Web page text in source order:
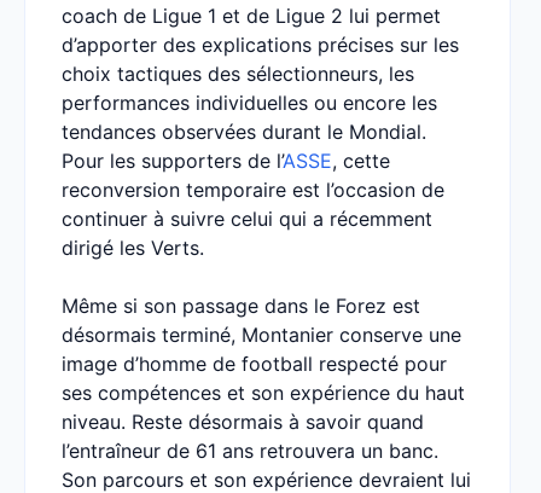
coach de Ligue 1 et de Ligue 2 lui permet
d’apporter des explications précises sur les
choix tactiques des sélectionneurs, les
performances individuelles ou encore les
tendances observées durant le Mondial.
Pour les supporters de l’ASSE, cette
reconversion temporaire est l’occasion de
continuer à suivre celui qui a récemment
dirigé les Verts.
Même si son passage dans le Forez est
désormais terminé, Montanier conserve une
image d’homme de football respecté pour
ses compétences et son expérience du haut
niveau. Reste désormais à savoir quand
l’entraîneur de 61 ans retrouvera un banc.
Son parcours et son expérience devraient lui